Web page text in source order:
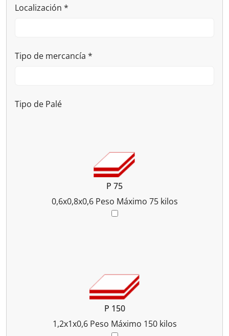
Localización *
Tipo de mercancía *
Tipo de Palé
P 75
0,6x0,8x0,6 Peso Máximo 75 kilos
P 150
1,2x1x0,6 Peso Máximo 150 kilos